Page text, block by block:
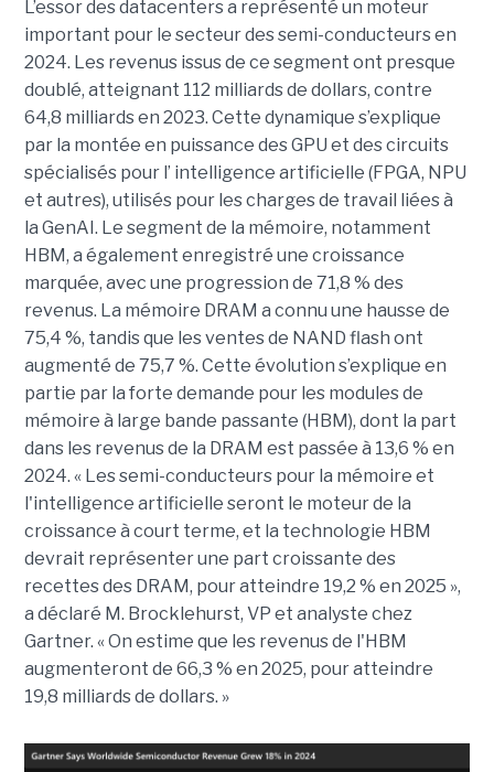
L’essor des datacenters a représenté un moteur
important pour le secteur des semi-conducteurs en
2024. Les revenus issus de ce segment ont presque
doublé, atteignant 112 milliards de dollars, contre
64,8 milliards en 2023. Cette dynamique s’explique
par la montée en puissance des GPU et des circuits
spécialisés pour l’ intelligence artificielle (FPGA, NPU
et autres), utilisés pour les charges de travail liées à
la GenAI. Le segment de la mémoire, notamment
HBM, a également enregistré une croissance
marquée, avec une progression de 71,8 % des
revenus. La mémoire DRAM a connu une hausse de
75,4 %, tandis que les ventes de NAND flash ont
augmenté de 75,7 %. Cette évolution s’explique en
partie par la forte demande pour les modules de
mémoire à large bande passante (HBM), dont la part
dans les revenus de la DRAM est passée à 13,6 % en
2024. « Les semi-conducteurs pour la mémoire et
l'intelligence artificielle seront le moteur de la
croissance à court terme, et la technologie HBM
devrait représenter une part croissante des
recettes des DRAM, pour atteindre 19,2 % en 2025 »,
a déclaré M. Brocklehurst, VP et analyste chez
Gartner. « On estime que les revenus de l'HBM
augmenteront de 66,3 % en 2025, pour atteindre
19,8 milliards de dollars. »